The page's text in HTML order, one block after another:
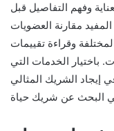
وفهم التفاصيل قبل
مقارنة العضويات
وقراءة تقييمات
باختيار الخدمات التي
إيجاد الشريك المثالي